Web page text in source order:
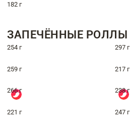
182 г
ЗАПЕЧЁННЫЕ РОЛЛЫ
254 г 297 г
259 г 217 г
266 г 238 г
221 г 247 г